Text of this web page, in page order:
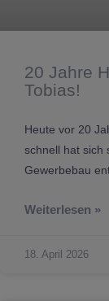
20 Jahre
Tobias!
Heute vor 20
schnell hat sich
Gewerbebau
Weiterlesen »
18. April 2026